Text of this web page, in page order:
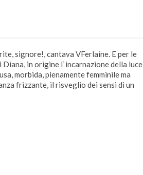
signore!, cantava VFerlaine. E per le
in origine l`incarnazione della luce
morbida, pienamente femminile ma
frizzante, il risveglio dei sensi di un